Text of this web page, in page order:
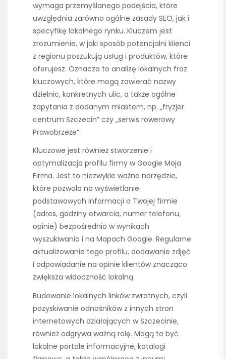
wymaga przemyślanego podejścia, które
uwzględnia zarówno ogólne zasady SEO, jak i
specyfikę lokalnego rynku. Kluczem jest
zrozumienie, w jaki sposób potencjalni klienci
z regionu poszukują usług i produktów, które
oferujesz. Oznacza to analizę lokalnych fraz
kluczowych, które mogą zawierać nazwy
dzielnic, konkretnych ulic, a także ogólne
zapytania z dodanym miastem, np. „fryzjer
centrum Szczecin” czy „serwis rowerowy
Prawobrzeże”.
Kluczowe jest również stworzenie i
optymalizacja profilu firmy w Google Moja
Firma. Jest to niezwykle ważne narzędzie,
które pozwala na wyświetlanie
podstawowych informacji o Twojej firmie
(adres, godziny otwarcia, numer telefonu,
opinie) bezpośrednio w wynikach
wyszukiwania i na Mapach Google. Regularne
aktualizowanie tego profilu, dodawanie zdjęć
i odpowiadanie na opinie klientów znacząco
zwiększa widoczność lokalną.
Budowanie lokalnych linków zwrotnych, czyli
pozyskiwanie odnośników z innych stron
internetowych działających w Szczecinie,
również odgrywa ważną rolę. Mogą to być
lokalne portale informacyjne, katalogi